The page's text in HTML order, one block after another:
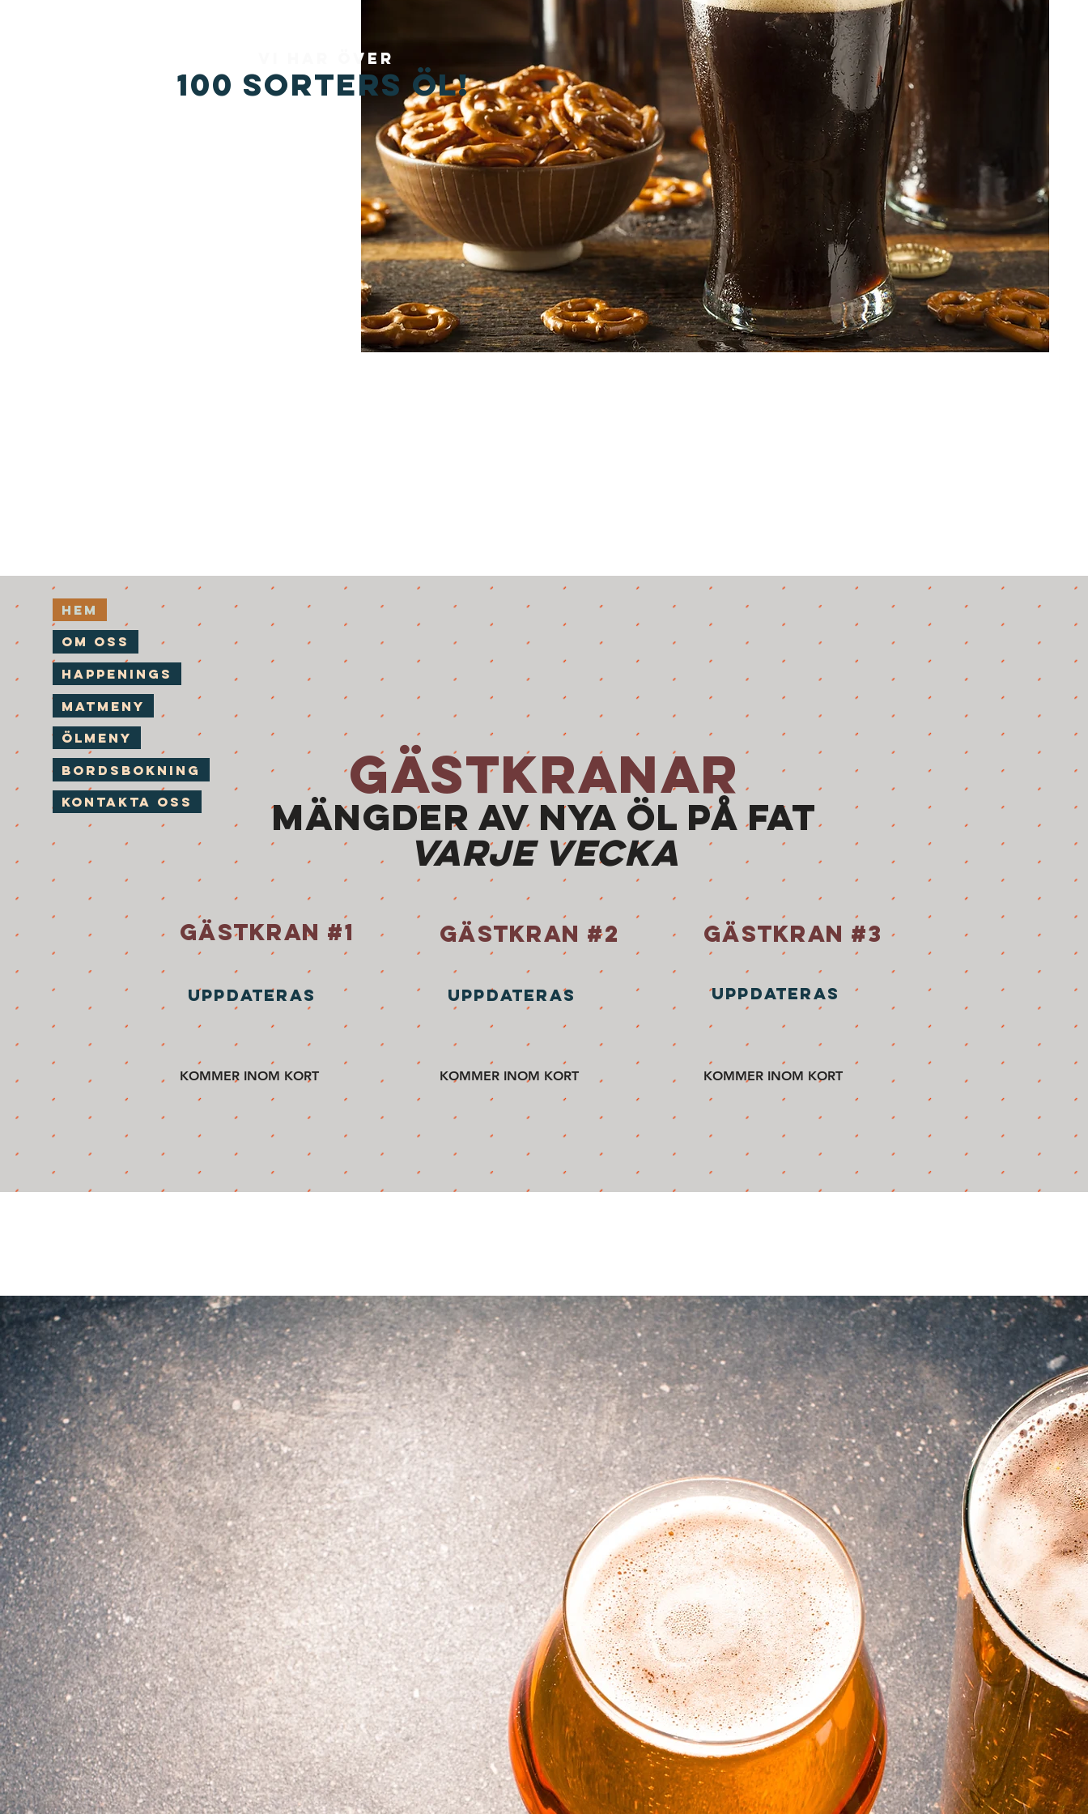
Hem
Om Oss
Happenings
Matmeny
Ölmeny
Bordsbokning
Kontakta Oss
Vi har över
100 sorters öl!
GÄSTKRANAR
MÄNGDER AV NYA ÖL PÅ FAT
VARJE VECKA
GÄSTKRAN #1
UPPDATERAS
GÄSTKRAN #2
UPPDATERAS
GÄSTKRAN #3
UPPDATERAS
KOMMER INOM KORT KOMMER INOM KORT KOMMER INOM KORT
SKÅLA OCH SKRATTA!
TAGGA@9ansolhall för att
visas på vårt instagramflöde